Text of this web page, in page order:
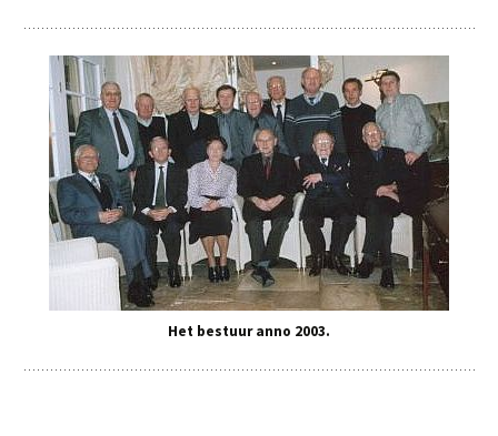
Het bestuur anno 2003.